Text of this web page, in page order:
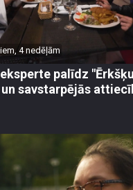
4 nedēļām
palīdz
savstarpējās